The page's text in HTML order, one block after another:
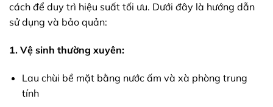
cách để duy trì hiệu suất tối ưu. Dưới đây là hướng dẫn
sử dụng và bảo quản:
1. Vệ sinh thường xuyên:
Lau chùi bề mặt bằng nước ấm và xà phòng trung
tính